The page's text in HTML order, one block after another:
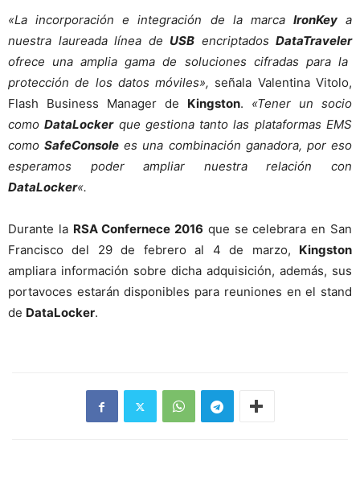
«La incorporación e integración de la marca IronKeya
nuestra laureada línea de USB encriptados DataTraveler
ofrece una amplia gama de soluciones cifradas para la
protección de los datos móviles», señala Valentina Vitolo,
Flash Business Manager de Kingston. «Tener un socio
comoDataLockerque gestiona tanto las plataformas EMS
comoSafeConsole es una combinación ganadora, por eso
esperamos poder ampliar nuestra relación con
DataLocker«.
Durante la RSA Confernece 2016 que se celebrara en San
Francisco del 29 de febrero al 4 de marzo, Kingston
ampliara información sobre dicha adquisición, además, sus
portavoces estarán disponibles para reuniones en el stand
de DataLocker.